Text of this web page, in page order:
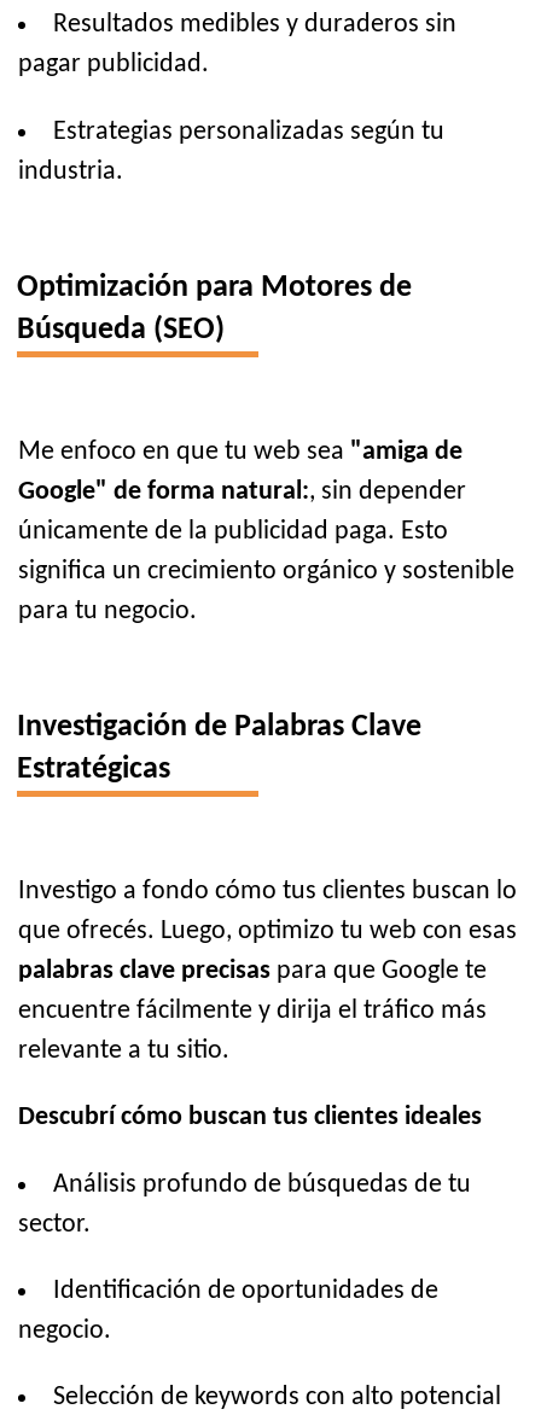
Resultados medibles y duraderos sin
pagar publicidad.
Estrategias personalizadas según tu
industria.
Optimización para Motores de
Búsqueda (SEO)
Me enfoco en que tu web sea "amiga de
Google" de forma natural:, sin depender
únicamente de la publicidad paga. Esto
significa un crecimiento orgánico y sostenible
para tu negocio.
Investigación de Palabras Clave
Estratégicas
Investigo a fondo cómo tus clientes buscan lo
que ofrecés. Luego, optimizo tu web con esas
palabras clave precisas para que Google te
encuentre fácilmente y dirija el tráfico más
relevante a tu sitio.
Descubrí cómo buscan tus clientes ideales
Análisis profundo de búsquedas de tu
sector.
Identificación de oportunidades de
negocio.
Selección de keywords con alto potencial